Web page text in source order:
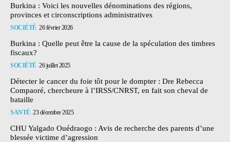
Burkina : Voici les nouvelles dénominations des régions,
provinces et circonscriptions administratives
SOCIÉTÉ 26 février 2026
Burkina : Quelle peut être la cause de la spéculation des timbres
fiscaux?
SOCIÉTÉ 26 juillet 2025
Détecter le cancer du foie tôt pour le dompter : Dre Rebecca
Compaoré, chercheure à l’IRSS/CNRST, en fait son cheval de
bataille
SANTÉ 23 décembre 2025
CHU Yalgado Ouédraogo : Avis de recherche des parents d’une
blessée victime d’agression